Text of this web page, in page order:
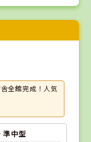
全館完成！人気
中型